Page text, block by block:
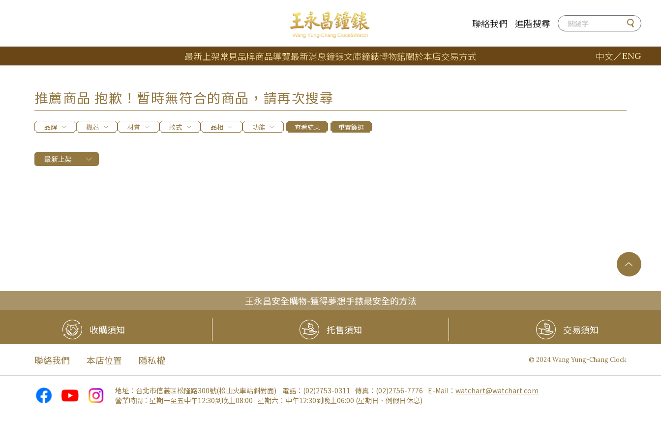
聯絡我們 進階搜尋
最新上架常見品牌商品導覽最新消息鐘錶文庫鐘錶博物館關於本店交易方式 中文／ENG
推薦商品 抱歉！暫時無符合的商品，請再次搜尋
品牌 機芯 材質 款式 品相 功能 查看結果 重置篩選
王永昌安全購物-獲得夢想手錶最安全的方法
收購須知 托售須知 交易須知
聯絡我們 本店位置 隱私權 © 2024 Wang Yung-Chang Clock
地址： 台北市信義區松隆路300號(松山火車站斜對面) 電話： (02)2753-0311 傳真： (02)2756-7776 E-Mail：watchart@watchart.com
營業時間：星期一至五中午12:30到晚上08:00 星期六： 中午12:30到晚上06:00 (星期日、例假日休息)